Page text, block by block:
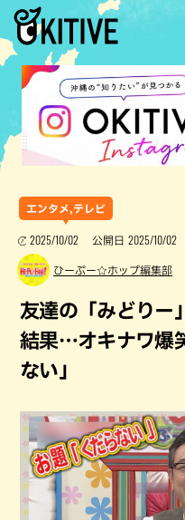
エンタメ,テレビ
2025/10/02 公開日 2025/10/02
ひーぷー☆ホップ編集部
友達の「みどりー
結果…オキナワ爆
ない」